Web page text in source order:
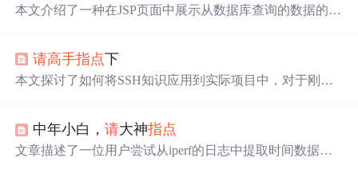
本文介绍了一种在JSP页面中展示从数据库查询的数据的方
请高手指点下
本文探讨了如何将SSH知识应用到实际项目中，对于刚学
中年小白，请大神指点
文章描述了一位用户尝试从iperf的日志中提取时间数据和